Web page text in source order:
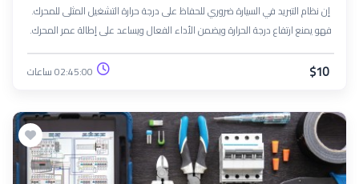
إن نظام التبريد في السيارة ضروري للحفاظ على درجة حرارة التشغيل المثلى للمحرك.
فهو يمنع ارتفاع درجة الحرارة ويضمن الأداء الفعال ويساعد على إطالة عمر المحرك.
$10 02:45:00 ساعات